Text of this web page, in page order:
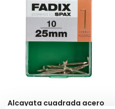
Alcayata cuadrada acero